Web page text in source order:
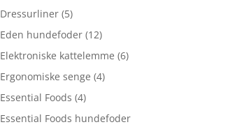
Dressurliner (5)
Eden hundefoder (12)
Elektroniske kattelemme (6)
Ergonomiske senge (4)
Essential Foods (4)
Essential Foods hundefoder